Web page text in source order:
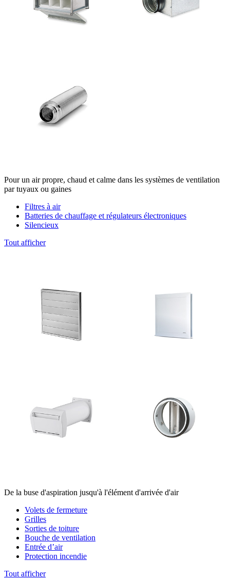
Pour un air propre, chaud et calme dans les systèmes de ventilation
par tuyaux ou gaines
Filtres à air
Batteries de chauffage et régulateurs électroniques
Silencieux
Tout afficher
De la buse d'aspiration jusqu'à l'élément d'arrivée d'air
Volets de fermeture
Grilles
Sorties de toiture
Bouche de ventilation
Entrée d’air
Protection incendie
Tout afficher